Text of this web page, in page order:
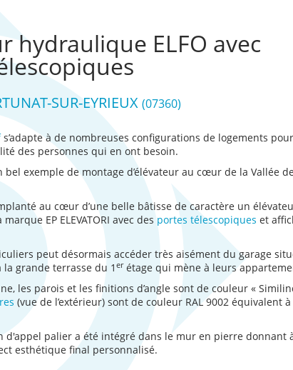
hydraulique ELFO avec
SUR-EYRIEUX (07360)
s’adapte à de nombreuses configurations de logements pour
des personnes qui en ont besoin.
bel exemple de montage d’élévateur au cœur de la Vallée de
au cœur d’une belle bâtisse de caractère un
EP ELEVATORI avec des portes télescopiques et
peut désormais accéder très aisément du garage
la grande terrasse du 1 erétage qui mène à leurs
les parois et les finitions d’angle sont de couleur «
(vue de l’extérieur) sont de couleur RAL 9002 équivalent
d'appel palier a été intégré dans le mur en pierre donnant
esthétique final personnalisé.